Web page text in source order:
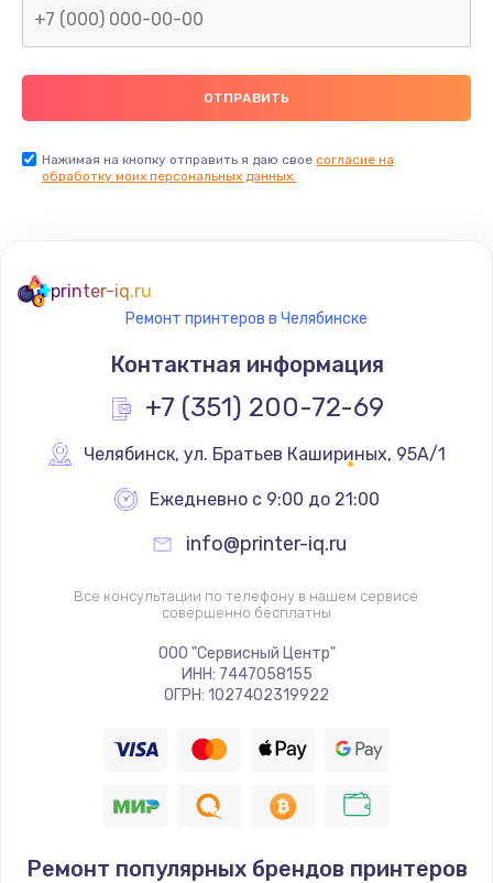
Нажимая на кнопку отправить я даю свое согласие на
обработку моих персональных данных.
printer-iq.ru
Ремонт принтеров в Челябинске
Контактная информация
+7 (351) 200-72-69
Челябинск, ул. Братьев Кашириных, 95А/1
Ежедневно с 9:00 до 21:00
info@printer-iq.ru
Все консультации по телефону в нашем сервисе
совершенно бесплатны
ООО "Сервисный Центр"
ИНН: 7447058155
ОГРН: 1027402319922
Ремонт популярных брендов принтеров